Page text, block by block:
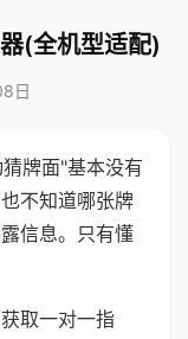
(全机型适配)
日
牌面"基本没有
不知道哪张牌
信息。只有懂
取一对一指